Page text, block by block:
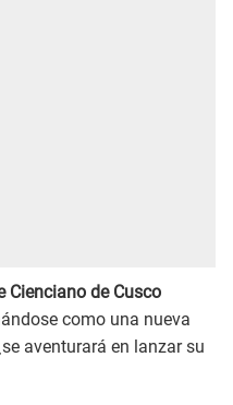
Cienciano de Cusco
como una nueva
aventurará en lanzar su